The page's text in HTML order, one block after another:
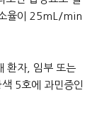
율이 25mL/min
환자, 임부 또는
5호에 과민증인